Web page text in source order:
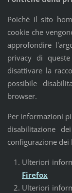
Poiché il sito
cookie che
approfondire
privacy di
disattivare la
possibile
browser.
Per informazioni
disabilitazione
configurazione dei
Ulteriori
Firefox
Ulteriori